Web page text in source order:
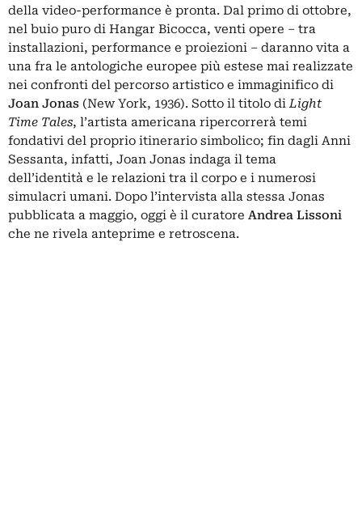
della video-performance è pronta. Dal primo di ottobre,
nel buio puro di Hangar Bicocca, venti opere – tra
installazioni, performance e proiezioni – daranno vita a
una fra le antologiche europee più estese mai realizzate
nei confronti del percorso artistico e immaginifico di
Joan Jonas (New York, 1936). Sotto il titolo diLight
Time Tales, l’artista americana ripercorrerà temi
fondativi del proprio itinerario simbolico; fin dagli Anni
Sessanta, infatti, Joan Jonas indaga il tema
dell’identità e le relazioni tra il corpo e i numerosi
simulacri umani. Dopo l’intervista alla stessa Jonas
pubblicata a maggio, oggi è il curatore Andrea Lissoni
che ne rivela anteprime e retroscena.